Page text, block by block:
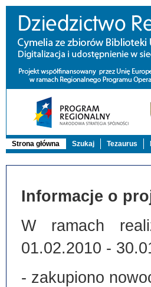
Strona główna Szukaj Tezaurus
Informacje o
W ramach
01.02.2010 -
- zakupiono